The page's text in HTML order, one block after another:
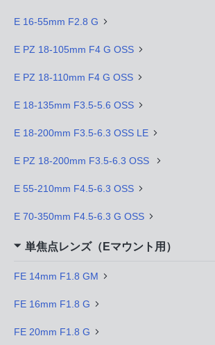
E 16-55mm F2.8 G
E PZ 18-105mm F4 G OSS
E PZ 18-110mm F4 G OSS
E 18-135mm F3.5-5.6 OSS
E 18-200mm F3.5-6.3 OSS LE
E PZ 18-200mm F3.5-6.3 OSS
E 55-210mm F4.5-6.3 OSS
E 70-350mm F4.5-6.3 G OSS
単焦点レンズ（Eマウント用）
FE 14mm F1.8 GM
FE 16mm F1.8 G
FE 20mm F1.8 G